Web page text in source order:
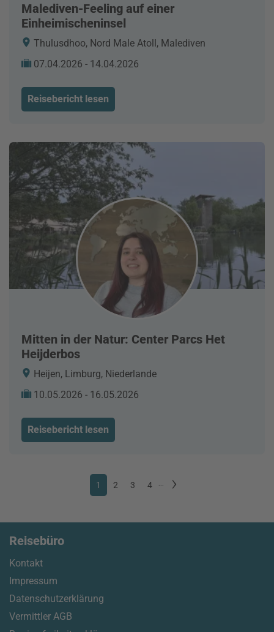
Malediven-Feeling auf einer
Einheimischeninsel
Thulusdhoo, Nord Male Atoll, Malediven
07.04.2026 - 14.04.2026
Reisebericht lesen
Mitten in der Natur: Center Parcs Het
Heijderbos
Heijen, Limburg, Niederlande
10.05.2026 - 16.05.2026
Reisebericht lesen
1 2 3 4
Reisebüro
Kontakt
Impressum
Datenschutzerklärung
Vermittler AGB